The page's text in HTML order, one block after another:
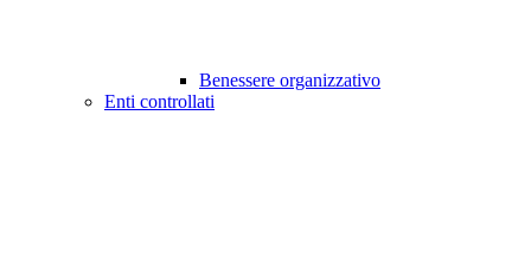
Benessere organizzativo
Enti controllati